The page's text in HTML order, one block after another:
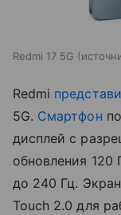
Redmi 17 5G
Redmi
5G. Смартфон
дисплей с
обновления 120
до 240 Гц.
Touch 2.0 для